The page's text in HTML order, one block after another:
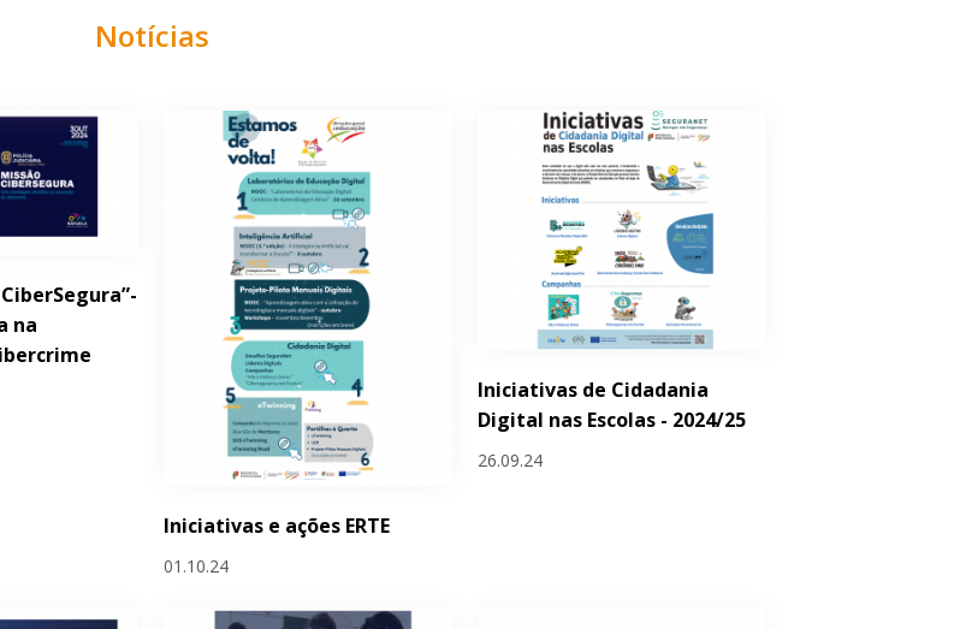
Notícias
na
Iniciativas e ações ERTE
01.10.24
Iniciativas de Cidadania
Digital nas Escolas - 2024/25
26.09.24